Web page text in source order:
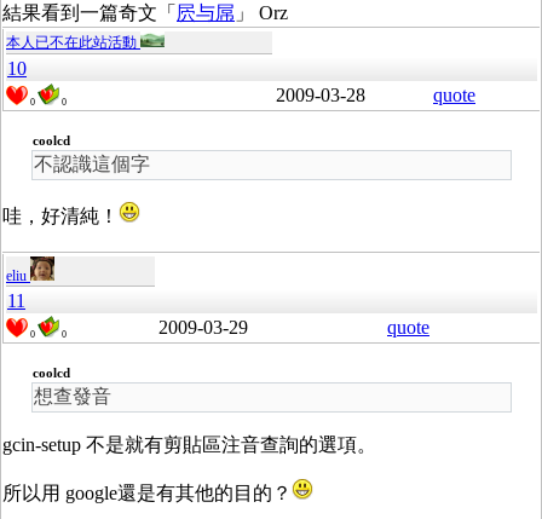
結果看到一篇奇文「 屄与屌 」 Orz
本人已不在此站活動
10
0 0 2009-03-28 quote
coolcd
不認識這個字
哇，好清純！
eliu
11
0 0 2009-03-29 quote
coolcd
想查發音
gcin-setup 不是就有剪貼區注音查詢的選項。
所以用 google還是有其他的目的？